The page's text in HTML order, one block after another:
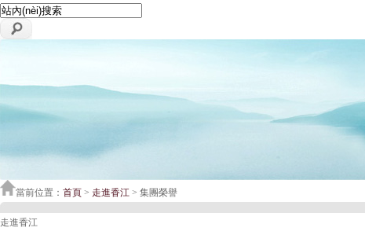
當前位置： 首頁 > 走進香江 > 集團榮譽
走進香江